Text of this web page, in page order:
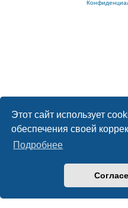
Этот сайт использует
обеспечения своей
Подробнее